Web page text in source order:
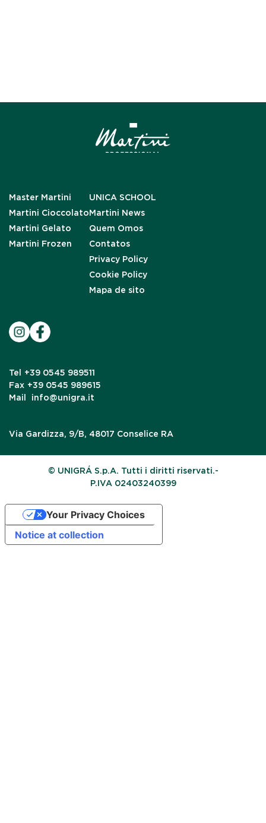
Master Martini
Martini Cioccolato
Martini Gelato
Martini Frozen
UNICA SCHOOL
Martini News
Quem Omos
Contatos
Privacy Policy
Cookie Policy
Mapa de sito
Tel
+39 0545 989511
Fax +39 0545 989615
Mail
info@unigra.it
Via Gardizza, 9/B, 48017 Conselice RA
© UNIGRÁ S.p.A. Tutti i diritti riservati.-
P.IVA 02403240399
Notice at collection
Your Privacy Choices